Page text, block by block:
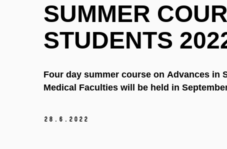
SUMMER
STUDENTS
Four day summer course on Advances in
Medical Faculties will be held in
28. 6. 2022